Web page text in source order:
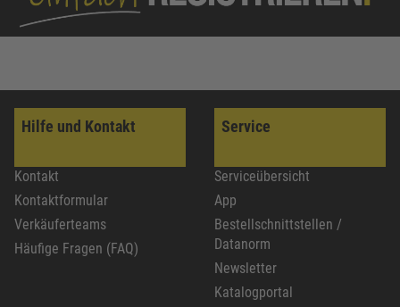
Hilfe und Kontakt
Kontakt
Kontaktformular
Verkäuferteams
Häufige Fragen (FAQ)
Service
Serviceübersicht
App
Bestellschnittstellen /
Datanorm
Newsletter
Katalogportal